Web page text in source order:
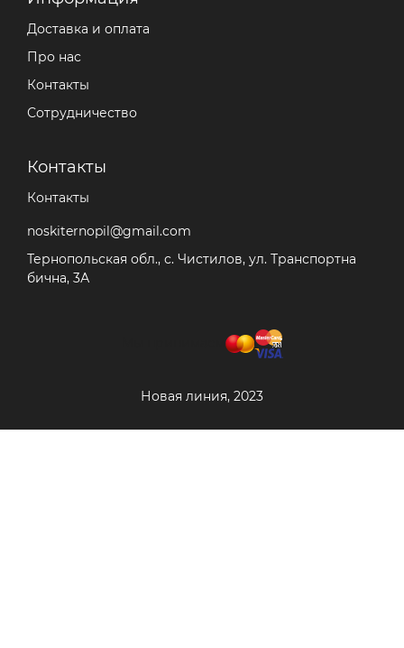
Доставка и оплата
Про нас
Контакты
Сотрудничество
Контакты
Контакты
noskiternopil@gmail.com
Тернопольская обл., с. Чистилов, ул. Транспортна
бична, 3А
Новая линия, 2023